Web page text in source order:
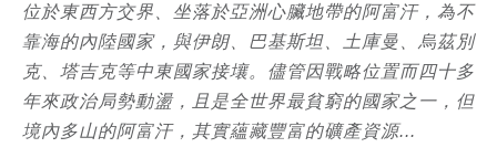
位於東西方交界、坐落於亞洲心臟地帶的阿富汗，為不
靠海的內陸國家，與伊朗、巴基斯坦、土庫曼、烏茲別
克、塔吉克等中東國家接壤。儘管因戰略位置而四十多
年來政治局勢動盪，且是全世界最貧窮的國家之一，但
境內多山的阿富汗，其實蘊藏豐富的礦產資源...